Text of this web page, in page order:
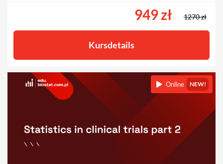
949 zł 1270 zł
Kursdetails
Online NEW!